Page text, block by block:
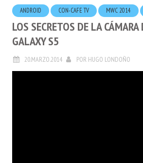
ANDROID CON-CAFE TV MWC 2014
LOS SECRETOS DE LA
GALAXY S5